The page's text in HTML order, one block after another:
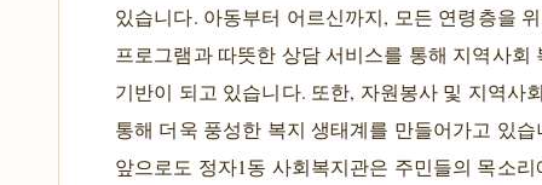
있습니다. 아동부터 어르신까지, 모든 연령층을
프로그램과 따뜻한 상담 서비스를 통해 지역사회
기반이 되고 있습니다. 또한, 자원봉사 및 지역사
통해 더욱 풍성한 복지 생태계를 만들어가고 있습
앞으로도 정자1동 사회복지관은 주민들의 목소리